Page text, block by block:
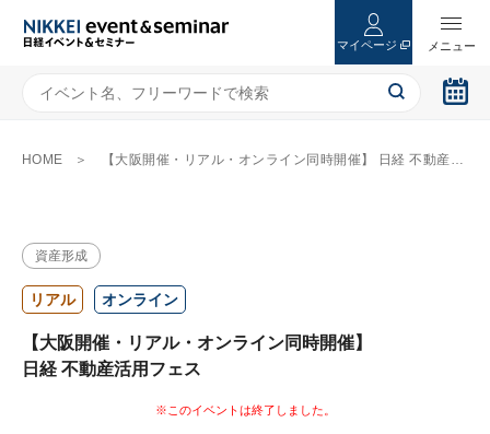
マイページ
HOME 【大阪開催・リアル・オンライン同時開催】 日経 不動産活用フェス
資産形成
リアル オンライン
【大阪開催・リアル・オンライン同時開催】
日経 不動産活用フェス